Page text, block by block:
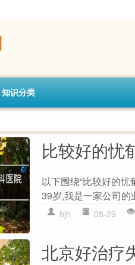
知识分类
比较好的忧
以下围绕“比较好的
39岁,我是一家公司的
bjh 08-29
北京好治疗